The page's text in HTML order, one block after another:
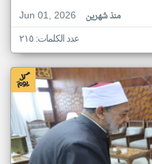
Jun 01, 2026
منذ شهرين
عدد الكلمات: ٢١٥